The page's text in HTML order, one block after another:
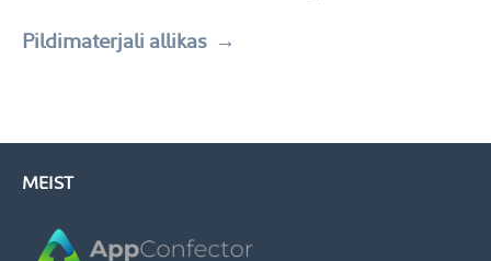
Pildimaterjali allikas
MEIST